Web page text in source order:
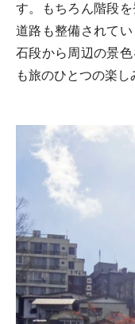
す。もちろん階段
道路も整備されてい
石段から周辺の景
も旅のひとつの楽し